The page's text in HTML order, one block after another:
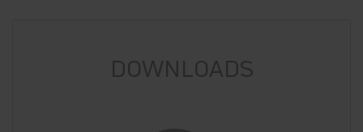
DOWNLOADS